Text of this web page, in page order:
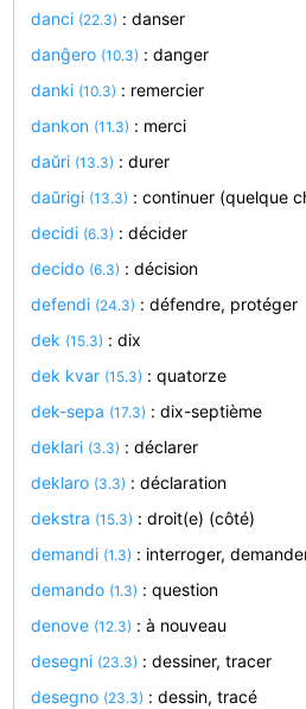
danci (22.3) : danser
danĝero (10.3) : danger
danki (10.3) : remercier
dankon (11.3) : merci
daŭri (13.3) : durer
daŭrigi (13.3) : continuer (quelque
decidi (6.3) : décider
decido (6.3) : décision
defendi (24.3) : défendre, protéger
dek (15.3) : dix
dek kvar (15.3) : quatorze
dek-sepa (17.3) : dix-septième
deklari (3.3) : déclarer
deklaro (3.3) : déclaration
dekstra (15.3) : droit(e) (côté)
demandi (1.3) : interroger,
demando (1.3) : question
denove (12.3) : à nouveau
desegni (23.3) : dessiner, tracer
desegno (23.3) : dessin, tracé